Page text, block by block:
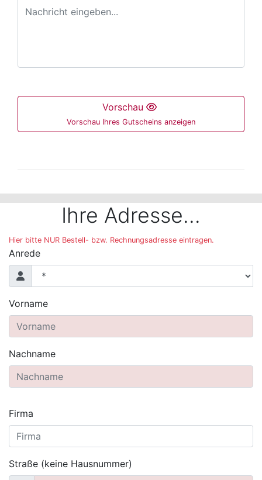
Vorschau
Vorschau Ihres Gutscheins anzeigen
Der folgende Bereich ist nur mit der Maus
Ihre Adresse...
Hier bitte NUR Bestell- bzw. Rechnungsadresse eintragen.
Anrede
Vorname
Nachname
Firma
Straße (keine Hausnummer)